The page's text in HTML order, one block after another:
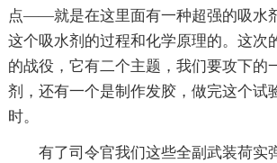
点——就是在这里面有一种超强的吸水
这个吸水剂的过程和化学原理的。这次
的战役，它有二个主题，我们要攻下的
剂，还有一个是制作发胶，做完这个试
时。
有了司令官我们这些全副武装荷实